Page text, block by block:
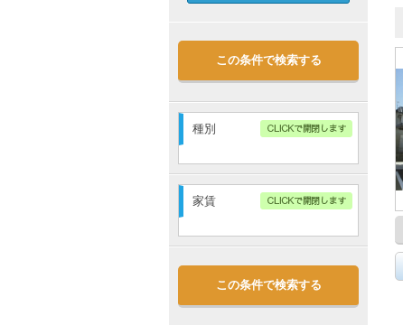
この条件で検索する
種別
アパート
マンション
戸建・メゾネット
家賃
～
敷金なし
礼金なし
管理費・共益費込
この条件で検索する